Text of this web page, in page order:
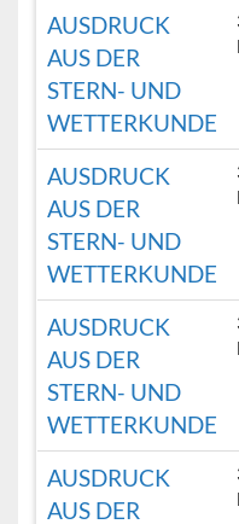
AUSDRUCK
AUS DER
STERN- UND
WETTERKUNDE
AUSDRUCK
AUS DER
STERN- UND
WETTERKUNDE
AUSDRUCK
AUS DER
STERN- UND
WETTERKUNDE
AUSDRUCK
AUS DER